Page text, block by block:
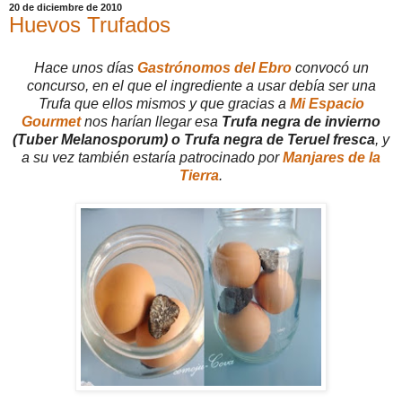
20 de diciembre de 2010
Huevos Trufados
Hace unos días Gastrónomos del Ebroconvocó un
concurso, en el que el ingrediente a usar debía ser una
Trufa que ellos mismos y que gracias a Mi Espacio
Gourmetnos harían llegar esa Trufa negra de invierno
(Tuber Melanosporum) o Trufa negra de Teruel fresca, y
a su vez también estaría patrocinado porManjares de la
Tierra.